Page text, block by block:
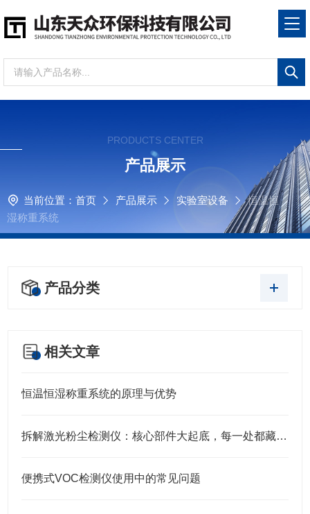
PRODUCTS CENTER
产品展示
当前位置： 首页 产品展示 实验室设备
恒温恒
湿称重系统
产品分类
相关文章
恒温恒湿称重系统的原理与优势
拆解激光粉尘检测仪：核心部件大起底，每一处都藏着精准监测的密码！
便携式VOC检测仪使用中的常见问题